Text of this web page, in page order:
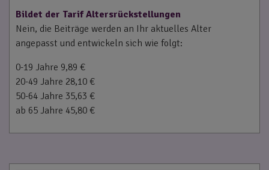
Bildet der Tarif Altersrückstellungen
Nein, die Beiträge werden an Ihr aktuelles Alter
angepasst und entwickeln sich wie folgt:
0-19 Jahre 9,89 €
20-49 Jahre 28,10 €
50-64 Jahre 35,63 €
ab 65 Jahre 45,80 €